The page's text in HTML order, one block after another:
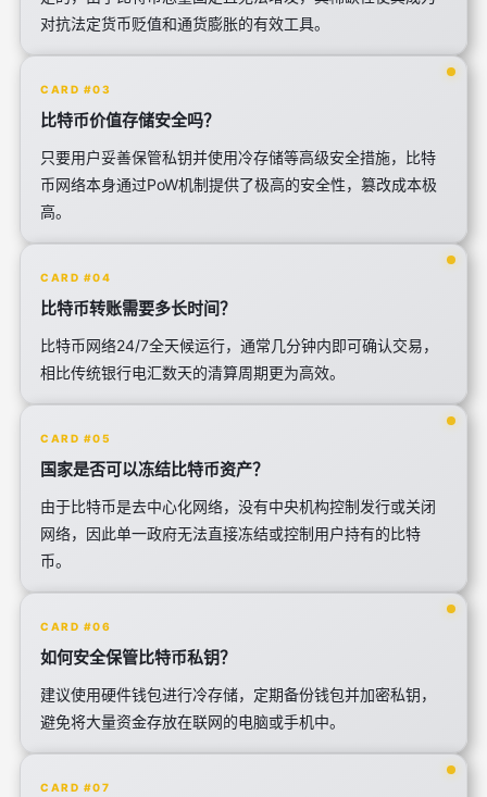
对抗法定货币贬值和通货膨胀的有效工具。
CARD #03
比特币价值存储安全吗？
只要用户妥善保管私钥并使用冷存储等高级安全措施，比特
币网络本身通过PoW机制提供了极高的安全性，篡改成本极
高。
CARD #04
比特币转账需要多长时间？
比特币网络24/7全天候运行，通常几分钟内即可确认交易，
相比传统银行电汇数天的清算周期更为高效。
CARD #05
国家是否可以冻结比特币资产？
由于比特币是去中心化网络，没有中央机构控制发行或关闭
网络，因此单一政府无法直接冻结或控制用户持有的比特
币。
CARD #06
如何安全保管比特币私钥？
建议使用硬件钱包进行冷存储，定期备份钱包并加密私钥，
避免将大量资金存放在联网的电脑或手机中。
CARD #07